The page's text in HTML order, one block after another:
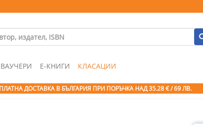
ВАУЧЕРИ Е-КНИГИ КЛАСАЦИИ
ДОСТАВКА В БЪЛГАРИЯ ПРИ ПОРЪЧКА НАД 35.28 € / 69 ЛВ.